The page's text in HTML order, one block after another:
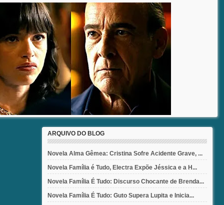
ARQUIVO DO BLOG
Novela Alma Gêmea: Cristina Sofre Acidente Grave, ...
Novela Família é Tudo, Electra Expõe Jéssica e a H...
Novela Família É Tudo: Discurso Chocante de Brenda...
Novela Família É Tudo: Guto Supera Lupita e Inicia...